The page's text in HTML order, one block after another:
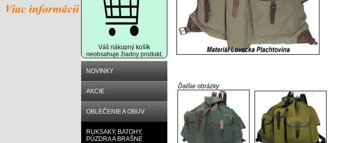
Váš nákupný košík
neobsahuje žiadny produkt.
NOVINKY
AKCIE
OBLEČENIE A OBUV
RUKSAKY, BATOHY,
PÚZDRA A BRAŠNE
Ďalšie obrázky